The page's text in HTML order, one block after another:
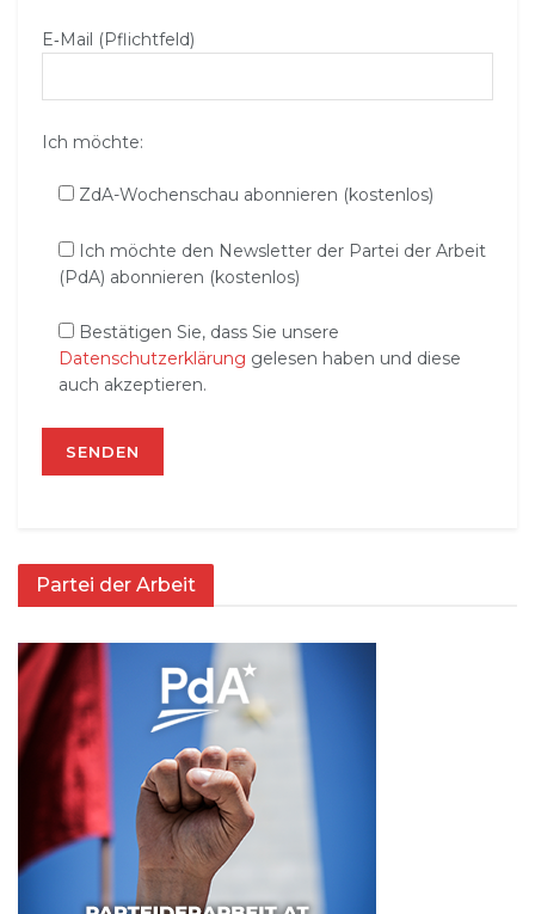
E‑Mail (Pflichtfeld)
Ich möchte:
ZdA-Wochenschau abonnieren (kostenlos)
Ich möchte den Newsletter der Partei der Arbeit
(PdA) abonnieren (kostenlos)
Bestätigen Sie, dass Sie unsere
Datenschutzerklärung gelesen haben und diese
auch akzeptieren.
Partei der Arbeit